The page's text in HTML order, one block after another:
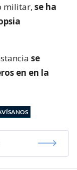
militar, se ha
se
en en la